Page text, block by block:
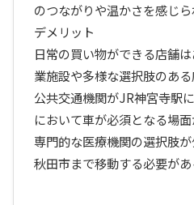
のつながりや温かさを感じら
デメリット
日常の買い物ができる店舗
業施設や多様な選択肢のある
公共交通機関がJR神宮寺駅
において車が必須となる場面
専門的な医療機関の選択肢
秋田市まで移動する必要があ